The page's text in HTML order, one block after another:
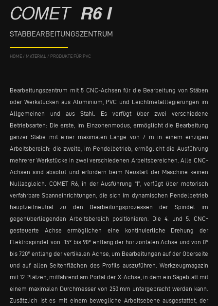
COMET R6 I
STABBEARBEITUNGSZENTRUM
HOME / MATERIAL / PRODUKTE FÜR PVC
Bearbeitungszentrum mit 5 CNC-Achsen für die Bearbeitung von Stäben
oder Werkstücken aus Aluminium, PVC und Leichtmetalllegierungen im
Allgemeinen und aus Stahl. Es verfügt über zwei verschiedene
Betriebsarten: Die erste, im Einzonenmodus, ermöglicht die Bearbeitung
ganzer Stäbe mit einer maximalen Länge von 7 m in einem einzigen
Arbeitsbereich; die zweite, im Pendelbetrieb, ermöglicht die Ausführung
mehrerer Werkstücke in zwei verschiedenen Arbeitsbereichen. Alle CNC-
Achsen sind absolut und erfordern beim Neustart der Maschine keinen
Nullabgleich. COMET R6, in der Ausführung “I”, verfügt über motorisch
verfahrbare Spanneinrichtungen, die sich im dynamischen Pendelbetrieb
hauptzeitneutral zu den Bearbeitungsprozessen der Spindel im
gegenüberliegenden Arbeitsbereich positionieren. Die 4. und 5. CNC-
gesteuerte Achse ermöglichen eine kontinuierliche Drehung der
Elektrospindel von –15° bis 90° entlang der horizontalen Achse und von 0°
bis 720° entlang der vertikalen Achse, um Bearbeitungen auf der Oberseite
und auf allen Seitenflächen des Profils auszuführen. Werkzeugmagazin
mit 12 Plätzen, mitfahrend am Portal der X-Achse, in dem ein Sägeblatt mit
einem maximalen Durchmesser von 250 mm untergebracht werden kann.
Zusätzlich ist es mit einem bewegliche Arbeitsebene ausgestattet, der